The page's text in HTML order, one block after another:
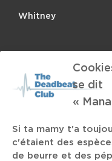
se dit
«
Si ta mamy t'a
c'étaient des
de beurre et des
Whitney
facebook
twitter
mail
TAGS